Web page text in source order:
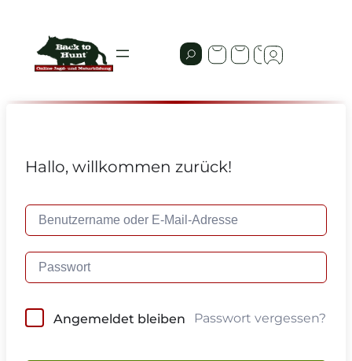
Hallo, willkommen zurück!
Angemeldet bleiben Passwort vergessen?